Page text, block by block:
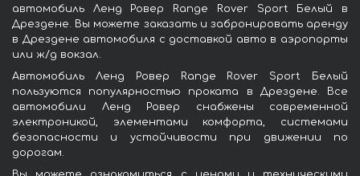
автомобиль Ленд Ровер Range Rover Sport Белый в
Дрездене. Вы можете заказать и забронировать аренду
в Дрездене автомобиля с доставкой авто в аэропорты
или ж/д вокзал.
Автомобиль Ленд Ровер Range Rover Sport Белый
пользуются популярностью проката в Дрездене. Все
автомобили Ленд Ровер снабжены современной
электроникой, элементами комфорта, системами
безопасности и устойчивости при движении по
дорогам.